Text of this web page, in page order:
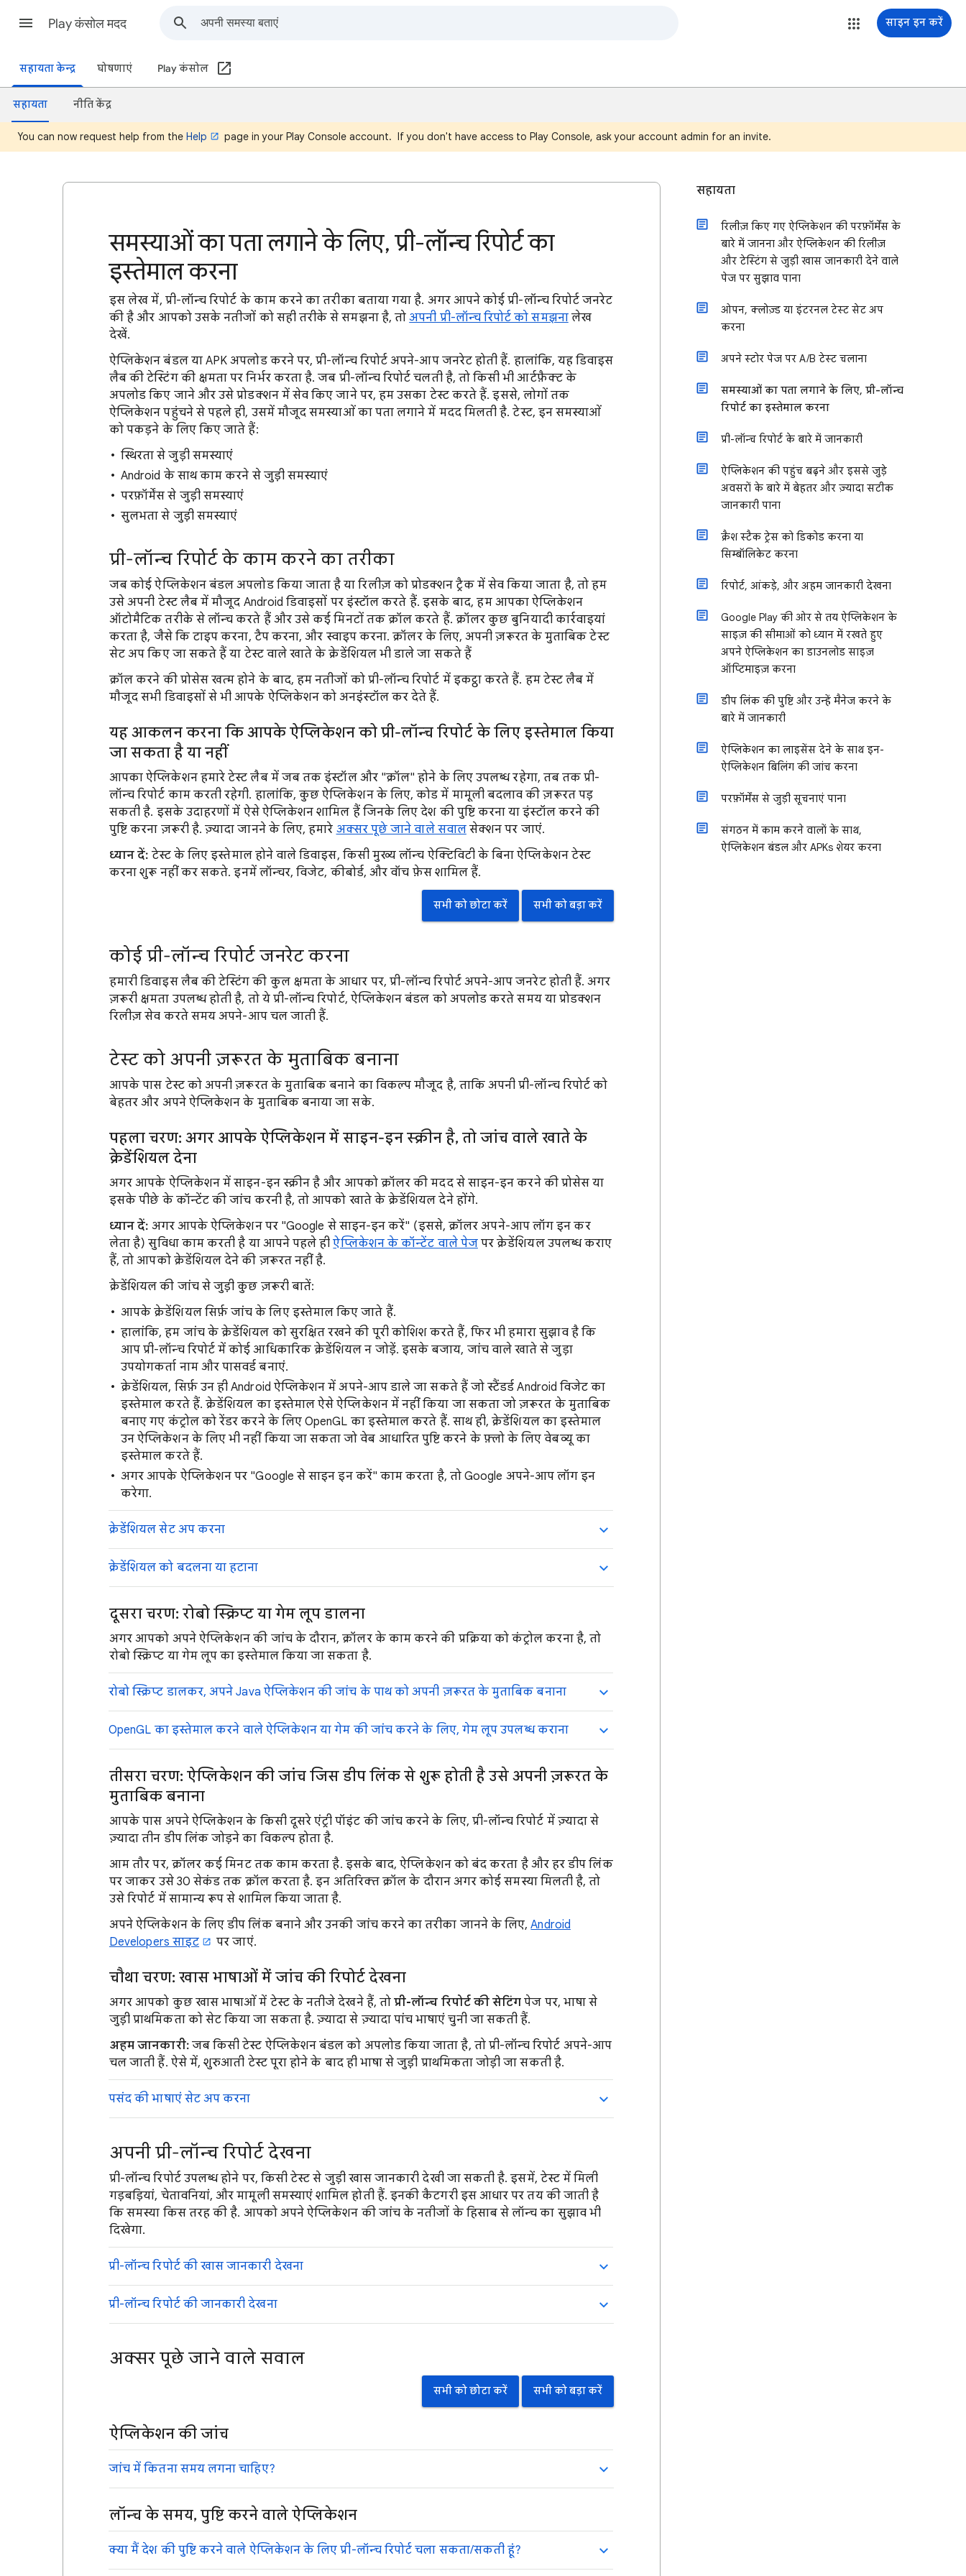
Play कंसोल मदद साइन इन करें
सहायता केन्द्र घोषणाएं Play कंसोल
सहायता नीति केंद्र
You can now request help from the Help page in your Play Console account. If you don't have access to Play Console, ask your account admin for an invite.
समस्याओं का पता लगाने के लिए, प्री-लॉन्च रिपोर्ट का
इस्तेमाल करना
इस लेख में, प्री-लॉन्च रिपोर्ट के काम करने का तरीका बताया गया है. अगर आपने कोई प्री-लॉन्च रिपोर्ट जनरेट
की है और आपको उसके नतीजों को सही तरीके से समझना है, तोअपनी प्री-लॉन्च रिपोर्ट को समझनालेख
देखें.
ऐप्लिकेशन बंडल या APK अपलोड करने पर, प्री-लॉन्च रिपोर्ट अपने-आप जनरेट होती हैं. हालांकि, यह डिवाइस
लैब की टेस्टिंग की क्षमता पर निर्भर करता है. जब प्री-लॉन्च रिपोर्ट चलती है, तो किसी भी आर्टफ़ैक्ट के
अपलोड किए जाने और उसे प्रोडक्शन में सेव किए जाने पर, हम उसका टेस्ट करते हैं. इससे, लोगों तक
ऐप्लिकेशन पहुंचने से पहले ही, उसमें मौजूद समस्याओं का पता लगाने में मदद मिलती है. टेस्ट, इन समस्याओं
को पकड़ने के लिए किए जाते हैं:
स्थिरता से जुड़ी समस्याएं
Android के साथ काम करने से जुड़ी समस्याएं
परफ़ॉर्मेंस से जुड़ी समस्याएं
सुलभता से जुड़ी समस्याएं
प्री-लॉन्च रिपोर्ट के काम करने का तरीका
जब कोई ऐप्लिकेशन बंडल अपलोड किया जाता है या रिलीज़ को प्रोडक्शन ट्रैक में सेव किया जाता है, तो हम
उसे अपनी टेस्ट लैब में मौजूद Android डिवाइसों पर इंस्टॉल करते हैं. इसके बाद, हम आपका ऐप्लिकेशन
ऑटोमैटिक तरीके से लॉन्च करते हैं और उसे कई मिनटों तक क्रॉल करते हैं. क्रॉलर कुछ बुनियादी कार्रवाइयां
करता है, जैसे कि टाइप करना, टैप करना, और स्वाइप करना. क्रॉलर के लिए, अपनी ज़रूरत के मुताबिक टेस्ट
सेट अप किए जा सकते हैं या टेस्ट वाले खाते के क्रेडेंशियल भी डाले जा सकते हैं
क्रॉल करने की प्रोसेस खत्म होने के बाद, हम नतीजों को प्री-लॉन्च रिपोर्ट में इकट्ठा करते हैं. हम टेस्ट लैब में
मौजूद सभी डिवाइसों से भी आपके ऐप्लिकेशन को अनइंस्टॉल कर देते हैं.
यह आकलन करना कि आपके ऐप्लिकेशन को प्री-लॉन्च रिपोर्ट के लिए इस्तेमाल किया
जा सकता है या नहीं
आपका ऐप्लिकेशन हमारे टेस्ट लैब में जब तक इंस्टॉल और "क्रॉल" होने के लिए उपलब्ध रहेगा, तब तक प्री-
लॉन्च रिपोर्ट काम करती रहेगी. हालांकि, कुछ ऐप्लिकेशन के लिए, कोड में मामूली बदलाव की ज़रूरत पड़
सकती है. इसके उदाहरणों में ऐसे ऐप्लिकेशन शामिल हैं जिनके लिए देश की पुष्टि करना या इंस्टॉल करने की
पुष्टि करना ज़रूरी है. ज़्यादा जानने के लिए, हमारे अक्सर पूछे जाने वाले सवालसेक्शन पर जाएं.
ध्यान दें: टेस्ट के लिए इस्तेमाल होने वाले डिवाइस, किसी मुख्य लॉन्च ऐक्टिविटी के बिना ऐप्लिकेशन टेस्ट
करना शुरू नहीं कर सकते. इनमें लॉन्चर, विजेट, कीबोर्ड, और वॉच फ़ेस शामिल हैं.
सभी को छोटा करें सभी को बड़ा करें
कोई प्री-लॉन्च रिपोर्ट जनरेट करना
हमारी डिवाइस लैब की टेस्टिंग की कुल क्षमता के आधार पर, प्री-लॉन्च रिपोर्ट अपने-आप जनरेट होती हैं. अगर
ज़रूरी क्षमता उपलब्ध होती है, तो ये प्री-लॉन्च रिपोर्ट, ऐप्लिकेशन बंडल को अपलोड करते समय या प्रोडक्शन
रिलीज़ सेव करते समय अपने-आप चल जाती हैं.
टेस्ट को अपनी ज़रूरत के मुताबिक बनाना
आपके पास टेस्ट को अपनी ज़रूरत के मुताबिक बनाने का विकल्प मौजूद है, ताकि अपनी प्री-लॉन्च रिपोर्ट को
बेहतर और अपने ऐप्लिकेशन के मुताबिक बनाया जा सके.
पहला चरण: अगर आपके ऐप्लिकेशन में साइन-इन स्क्रीन है, तो जांच वाले खाते के
क्रेडेंशियल देना
अगर आपके ऐप्लिकेशन में साइन-इन स्क्रीन है और आपको क्रॉलर की मदद से साइन-इन करने की प्रोसेस या
इसके पीछे के कॉन्टेंट की जांच करनी है, तो आपको खाते के क्रेडेंशियल देने होंगे.
ध्यान दें: अगर आपके ऐप्लिकेशन पर "Google से साइन-इन करें" (इससे, क्रॉलर अपने-आप लॉग इन कर
लेता है) सुविधा काम करती है या आपने पहले हीऐप्लिकेशन के कॉन्टेंट वाले पेजपर क्रेडेंशियल उपलब्ध कराए
हैं, तो आपको क्रेडेंशियल देने की ज़रूरत नहीं है.
क्रेडेंशियल की जांच से जुड़ी कुछ ज़रूरी बातें:
आपके क्रेडेंशियल सिर्फ़ जांच के लिए इस्तेमाल किए जाते हैं.
हालांकि, हम जांच के क्रेडेंशियल को सुरक्षित रखने की पूरी कोशिश करते हैं, फिर भी हमारा सुझाव है कि
आप प्री-लॉन्च रिपोर्ट में कोई आधिकारिक क्रेडेंशियल न जोड़ें. इसके बजाय, जांच वाले खाते से जुड़ा
उपयोगकर्ता नाम और पासवर्ड बनाएं.
क्रेडेंशियल, सिर्फ़ उन ही Android ऐप्लिकेशन में अपने-आप डाले जा सकते हैं जो स्टैंडर्ड Android विजेट का
इस्तेमाल करते हैं. क्रेडेंशियल का इस्तेमाल ऐसे ऐप्लिकेशन में नहीं किया जा सकता जो ज़रूरत के मुताबिक
बनाए गए कंट्रोल को रेंडर करने के लिए OpenGL का इस्तेमाल करते हैं. साथ ही, क्रेडेंशियल का इस्तेमाल
उन ऐप्लिकेशन के लिए भी नहीं किया जा सकता जो वेब आधारित पुष्टि करने के फ़्लो के लिए वेबव्यू का
इस्तेमाल करते हैं.
अगर आपके ऐप्लिकेशन पर "Google से साइन इन करें" काम करता है, तो Google अपने-आप लॉग इन
करेगा.
क्रेडेंशियल सेट अप करना
क्रेडेंशियल को बदलना या हटाना
दूसरा चरण: रोबो स्क्रिप्ट या गेम लूप डालना
अगर आपको अपने ऐप्लिकेशन की जांच के दौरान, क्रॉलर के काम करने की प्रक्रिया को कंट्रोल करना है, तो
रोबो स्क्रिप्ट या गेम लूप का इस्तेमाल किया जा सकता है.
रोबो स्क्रिप्ट डालकर, अपने Java ऐप्लिकेशन की जांच के पाथ को अपनी ज़रूरत के मुताबिक बनाना
OpenGL का इस्तेमाल करने वाले ऐप्लिकेशन या गेम की जांच करने के लिए, गेम लूप उपलब्ध कराना
तीसरा चरण: ऐप्लिकेशन की जांच जिस डीप लिंक से शुरू होती है उसे अपनी ज़रूरत के
मुताबिक बनाना
आपके पास अपने ऐप्लिकेशन के किसी दूसरे एंट्री पॉइंट की जांच करने के लिए, प्री-लॉन्च रिपोर्ट में ज़्यादा से
ज़्यादा तीन डीप लिंक जोड़ने का विकल्प होता है.
आम तौर पर, क्रॉलर कई मिनट तक काम करता है. इसके बाद, ऐप्लिकेशन को बंद करता है और हर डीप लिंक
पर जाकर उसे 30 सेकंड तक क्रॉल करता है. इन अतिरिक्त क्रॉल के दौरान अगर कोई समस्या मिलती है, तो
उसे रिपोर्ट में सामान्य रूप से शामिल किया जाता है.
अपने ऐप्लिकेशन के लिए डीप लिंक बनाने और उनकी जांच करने का तरीका जानने के लिए,Android
Developers साइट
पर जाएं.
चौथा चरण: खास भाषाओं में जांच की रिपोर्ट देखना
अगर आपको कुछ खास भाषाओं में टेस्ट के नतीजे देखने हैं, तोप्री-लॉन्च रिपोर्ट की सेटिंग पेज पर, भाषा से
जुड़ी प्राथमिकता को सेट किया जा सकता है. ज़्यादा से ज़्यादा पांच भाषाएं चुनी जा सकती हैं.
अहम जानकारी:जब किसी टेस्ट ऐप्लिकेशन बंडल को अपलोड किया जाता है, तो प्री-लॉन्च रिपोर्ट अपने-आप
चल जाती हैं. ऐसे में, शुरुआती टेस्ट पूरा होने के बाद ही भाषा से जुड़ी प्राथमिकता जोड़ी जा सकती है.
पसंद की भाषाएं सेट अप करना
अपनी प्री-लॉन्च रिपोर्ट देखना
प्री-लॉन्च रिपोर्ट उपलब्ध होने पर, किसी टेस्ट से जुड़ी खास जानकारी देखी जा सकती है. इसमें, टेस्ट में मिली
गड़बड़ियां, चेतावनियां, और मामूली समस्याएं शामिल होती हैं. इनकी कैटगरी इस आधार पर तय की जाती है
कि समस्या किस तरह की है. आपको अपने ऐप्लिकेशन की जांच के नतीजों के हिसाब से लॉन्च का सुझाव भी
दिखेगा.
प्री-लॉन्च रिपोर्ट की खास जानकारी देखना
प्री-लॉन्च रिपोर्ट की जानकारी देखना
अक्सर पूछे जाने वाले सवाल
सभी को छोटा करें सभी को बड़ा करें
ऐप्लिकेशन की जांच
जांच में कितना समय लगना चाहिए?
लॉन्च के समय, पुष्टि करने वाले ऐप्लिकेशन
क्या मैं देश की पुष्टि करने वाले ऐप्लिकेशन के लिए प्री-लॉन्च रिपोर्ट चला सकता/सकती हूं?
सहायता
रिलीज़ किए गए ऐप्लिकेशन की परफ़ॉर्मेंस के
बारे में जानना और ऐप्लिकेशन की रिलीज़
और टेस्टिंग से जुड़ी खास जानकारी देने वाले
पेज पर सुझाव पाना
ओपन, क्लोज़्ड या इंटरनल टेस्ट सेट अप
करना
अपने स्टोर पेज पर A/B टेस्ट चलाना
समस्याओं का पता लगाने के लिए, प्री-लॉन्च
रिपोर्ट का इस्तेमाल करना
प्री-लॉन्च रिपोर्ट के बारे में जानकारी
ऐप्लिकेशन की पहुंच बढ़ने और इससे जुड़े
अवसरों के बारे में बेहतर और ज़्यादा सटीक
जानकारी पाना
क्रैश स्टैक ट्रेस को डिकोड करना या
सिम्बॉलिकेट करना
रिपोर्ट, आंकड़े, और अहम जानकारी देखना
Google Play की ओर से तय ऐप्लिकेशन के
साइज़ की सीमाओं को ध्यान में रखते हुए
अपने ऐप्लिकेशन का डाउनलोड साइज़
ऑप्टिमाइज़ करना
डीप लिंक की पुष्टि और उन्हें मैनेज करने के
बारे में जानकारी
ऐप्लिकेशन का लाइसेंस देने के साथ इन-
ऐप्लिकेशन बिलिंग की जांच करना
परफ़ॉर्मेंस से जुड़ी सूचनाएं पाना
संगठन में काम करने वालों के साथ,
ऐप्लिकेशन बंडल और APKs शेयर करना